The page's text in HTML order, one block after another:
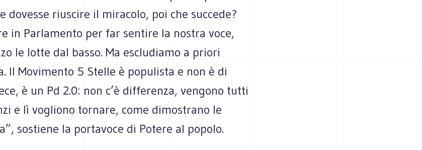
dovesse riuscire il miracolo, poi che succede?
in Parlamento per far sentire la nostra voce,
le lotte dal basso. Ma escludiamo a priori
Il Movimento 5 Stelle è populista e non è di
è un Pd 2.0: non c’è differenza, vengono tutti
e lì vogliono tornare, come dimostrano le
sostiene la portavoce di Potere al popolo.